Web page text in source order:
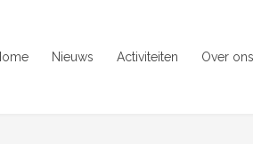
Nieuws Activiteiten Over ons